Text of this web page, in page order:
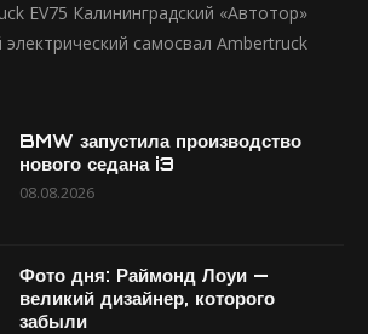
EV75 Калининградский «Автотор»
самосвал Ambertruck
BMW запустила производство
нового седана i3
08.08.2026
Фото дня: Раймонд Лоуи —
великий дизайнер, которого
забыли